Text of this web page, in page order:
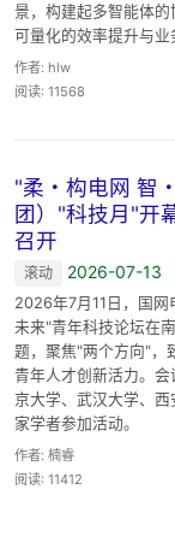
景，构建起多智能体
可量化的效率提升与
作者: hlw
阅读: 11568
"柔・构电网 智
团）"科技月"开
召开
滚动 2026-07-13
2026年7月11日，国网
未来"青年科技论坛在
题，聚焦"两个方向"，
青年人才创新活力。
京大学、武汉大学、
家学者参加活动。
作者: 楠睿
阅读: 11412